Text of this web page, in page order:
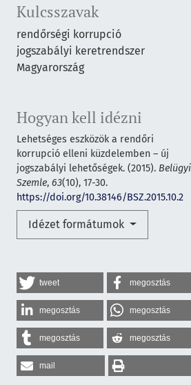
Kulcsszavak
rendőrségi korrupció
jogszabályi keretrendszer
Magyarország
Hogyan kell idézni
Lehetséges eszközök a rendőri
korrupció elleni küzdelemben – új
jogszabályi lehetőségek. (2015). Belügyi
Szemle, 63(10), 17-30.
https://doi.org/10.38146/BSZ.2015.10.2
Idézet formátumok
tweet megosztás
megosztás megosztás
megosztás megosztás
mail